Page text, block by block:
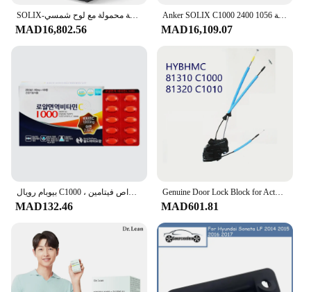
SOLIX-محطة طاقة محمولة مع لوح شمسي W مولد شمسي ، بطارية LiFePO4 ، 6 منافذ تيار متردد ، من نوع W ، 1056Wh ، C1000
MAD16,802.56
Anker SOLIX C1000 2400 واط محطة طاقة محمولة 1056wh بطارية مولد الطاقة الشمسية للمنزل انقطاع التيار الكهربائي التخييم في الهواء الطلق
MAD16,109.07
بيوبام رويال C1000 ، أقراص فيتامين * mg ، بيوبام صحي ، العالم
MAD132.46
Genuine Door Lock Block for Actuator For Sonata LF 2016 2017 2018 81310 C1000 81320 C1010
MAD601.81